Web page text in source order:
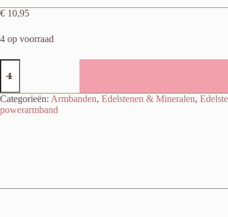
€ 10,95
4 op voorraad
Powerarmband
Morganiet
Chips
-
4mm
Categorieën: Armbanden, Edelstenen & Mineralen,
powerarmband